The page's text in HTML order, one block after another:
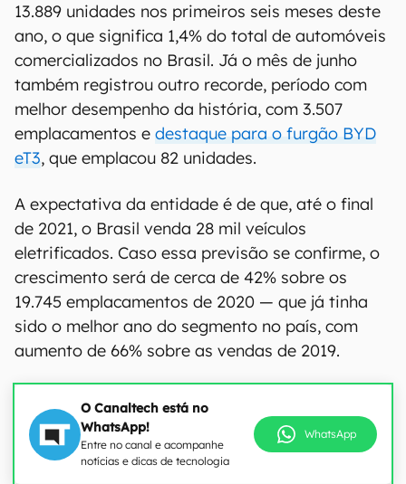
13.889 unidades nos primeiros seis meses deste
ano, o que significa 1,4% do total de automóveis
comercializados no Brasil. Já o mês de junho
também registrou outro recorde, período com
melhor desempenho da história, com 3.507
emplacamentos e destaque para o furgão BYD
eT3, que emplacou 82 unidades.
A expectativa da entidade é de que, até o final
de 2021, o Brasil venda 28 mil veículos
eletrificados. Caso essa previsão se confirme, o
crescimento será de cerca de 42% sobre os
19.745 emplacamentos de 2020 — que já tinha
sido o melhor ano do segmento no país, com
aumento de 66% sobre as vendas de 2019.
O Canaltech está no
WhatsApp!
Entre no canal e acompanhe
notícias e dicas de tecnologia
WhatsApp